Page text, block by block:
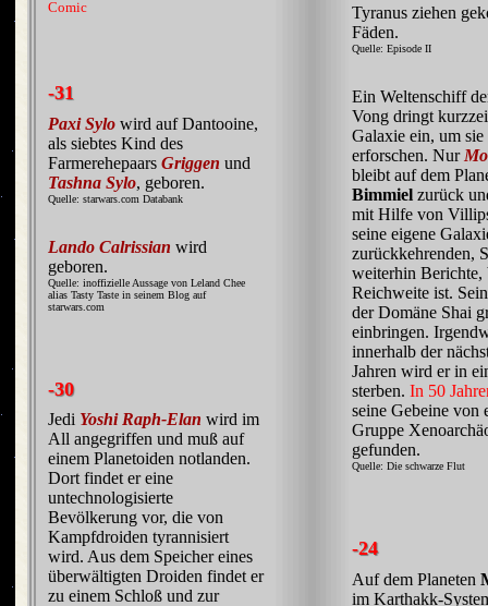
Comic
-31
Paxi Sylo wird auf Dantooine,
als siebtes Kind des
FarmerehepaarsGriggen und
Tashna Sylo, geboren.
Quelle: starwars.com Databank
Lando Calrissian wird
geboren.
Quelle: inoffizielle Aussage von Leland Chee
alias Tasty Taste in seinem Blog auf
starwars.com
-30
Jedi Yoshi Raph-Elan wird im
All angegriffen und muß auf
einem Planetoiden notlanden.
Dort findet er eine
untechnologisierte
Bevölkerung vor, die von
Kampfdroiden tyrannisiert
wird. Aus dem Speicher eines
überwältigten Droiden findet er
zu einem Schloß und zur
Tyranus ziehen
Fäden.
Quelle: Episode II
Ein Weltenschiff
Vong dringt
Galaxie ein, um sie
erforschen. Nur
bleibt auf dem
Bimmiel zurück
mit Hilfe von
seine eigene
zurückkehrenden,
weiterhin Berichte,
Reichweite ist.
der Domäne Shai
einbringen.
innerhalb der
Jahren wird er in
sterben.In 50
seine Gebeine von
Gruppe
gefunden.
Quelle: Die schwarze Flut
-24
Auf dem Planeten
im Karthakk-